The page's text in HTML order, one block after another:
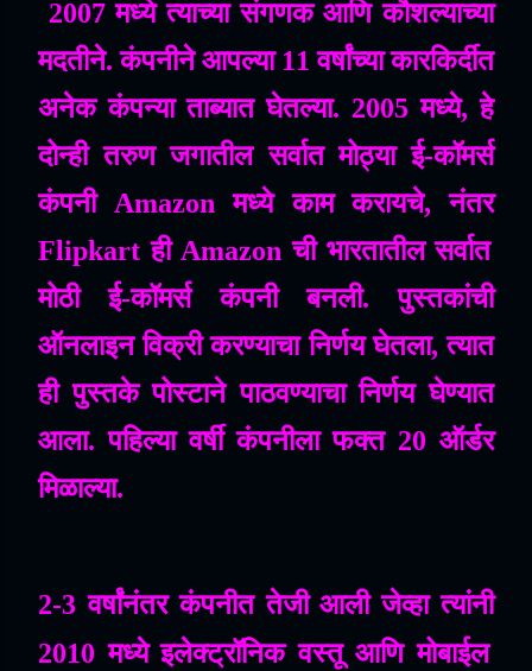
2007मध्ये त्याच्या संगणक आणि कौशल्याच्या
मदतीने.कंपनीने आपल्या11वर्षांच्या कारकिर्दीत
अनेक कंपन्या ताब्यात घेतल्या. 2005मध्ये,हे
दोन्ही तरुण जगातील सर्वात मोठ्या ई-कॉमर्स
कंपनीAmazonमध्ये काम करायचे,नंतर
FlipkartहीAmazonची भारतातील सर्वात
मोठी
ई-कॉमर्स कंपनी बनली.पुस्तकांची
ऑनलाइन विक्री करण्याचा निर्णय घेतला,त्यात
ही पुस्तके पोस्टाने पाठवण्याचा निर्णय घेण्यात
आला.पहिल्या वर्षी कंपनीला फक्त20 ऑर्डर
मिळाल्या.
2-3वर्षांनंतर कंपनीत तेजी आली जेव्हा त्यांनी
2010मध्ये इलेक्ट्रॉनिक वस्तू आणि मोबाईल